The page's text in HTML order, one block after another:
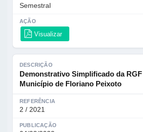
Semestral
AÇÃO
Visualizar
DESCRIÇÃO
Demonstrativo Simplificado da
Município de Floriano Peixoto
REFERÊNCIA
2 / 2021
PUBLICAÇÃO